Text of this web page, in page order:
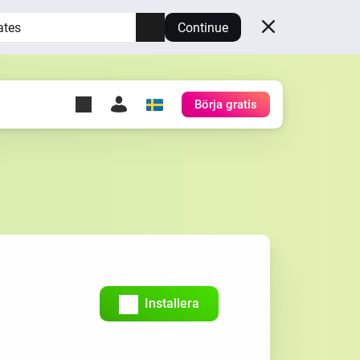
Continue
Kör Homey på din hårdvara.
Börja gratis
Installera